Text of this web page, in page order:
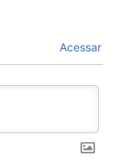
Acessar